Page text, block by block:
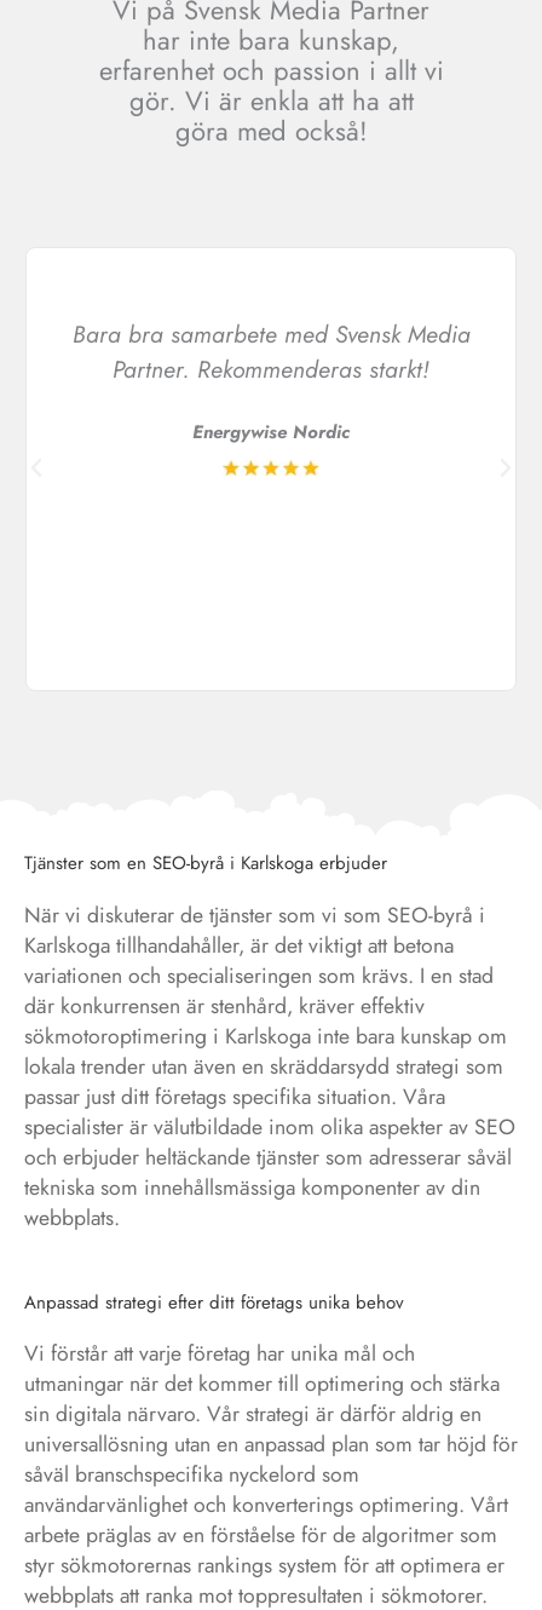
Vi på Svensk Media Partner
har inte bara kunskap,
erfarenhet och passion i allt vi
gör. Vi är enkla att ha att
göra med också!
Bara bra samarbete med Svensk Media
Partner. Rekommenderas starkt!
Energywise Nordic
Tjänster som en SEO-byrå i Karlskoga erbjuder
När vi diskuterar de tjänster som vi som SEO-byrå i
Karlskoga tillhandahåller, är det viktigt att betona
variationen och specialiseringen som krävs. I en stad
där konkurrensen är stenhård, kräver effektiv
sökmotoroptimering i Karlskoga inte bara kunskap om
lokala trender utan även en skräddarsydd strategi som
passar just ditt företags specifika situation. Våra
specialister är välutbildade inom olika aspekter av SEO
och erbjuder heltäckande tjänster som adresserar såväl
tekniska som innehållsmässiga komponenter av din
webbplats.
Anpassad strategi efter ditt företags unika behov
Vi förstår att varje företag har unika mål och
utmaningar när det kommer till optimering och stärka
sin digitala närvaro. Vår strategi är därför aldrig en
universallösning utan en anpassad plan som tar höjd för
såväl branschspecifika nyckelord som
användarvänlighet och konverterings optimering. Vårt
arbete präglas av en förståelse för de algoritmer som
styr sökmotorernas rankings system för att optimera er
webbplats att ranka mot toppresultaten i sökmotorer.